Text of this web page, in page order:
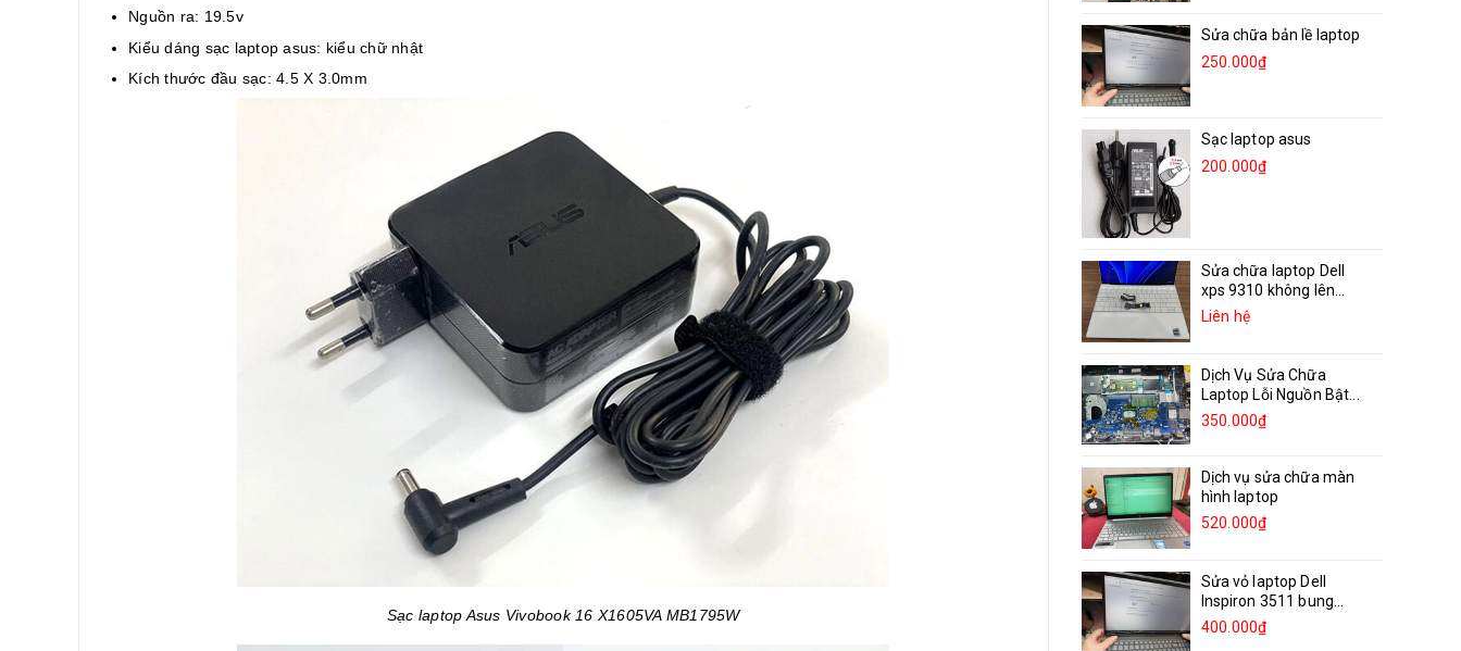
Nguồn ra: 19.5v
Kiểu dáng sạc laptop asus: kiểu chữ nhật
Kích thước đầu sạc: 4.5 X 3.0mm
Sạc laptop Asus Vivobook 16 X1605VA MB1795W
Sửa chữa bản lề laptop
250.000₫
Sạc laptop asus
200.000₫
Sửa chữa laptop Dell
xps 9310 không lên...
Liên hệ
Dịch Vụ Sửa Chữa
Laptop Lỗi Nguồn Bật...
350.000₫
Dịch vụ sửa chữa màn
hình laptop
520.000₫
Sửa vỏ laptop Dell
Inspiron 3511 bung
bản...
400.000₫